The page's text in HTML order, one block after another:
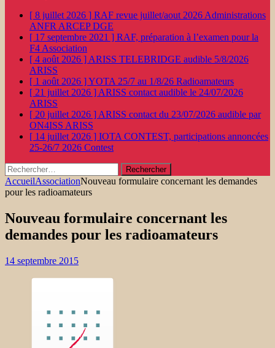
[ 8 juillet 2026 ] RAF revue juillet/aout 2026 Administrations
ANFR ARCEP DGE
[ 17 septembre 2021 ] RAF, préparation à l’examen pour la
F4 Association
[ 4 août 2026 ] ARISS TELEBRIDGE audible 5/8/2026
ARISS
[ 1 août 2026 ]YOTA 25/7 au 1/8/26 Radioamateurs
[ 21 juillet 2026 ] ARISS contact audible le 24/07/2026
ARISS
[ 20 juillet 2026 ] ARISS contact du 23/07/2026 audible par
ON4ISS ARISS
[ 14 juillet 2026 ] IOTA CONTEST, participations annoncées
25-26/7 2026 Contest
Rechercher :
AccueilAssociationNouveau formulaire concernant les demandes
pour les radioamateurs
Nouveau formulaire concernant les
demandes pour les radioamateurs
14 septembre 2015